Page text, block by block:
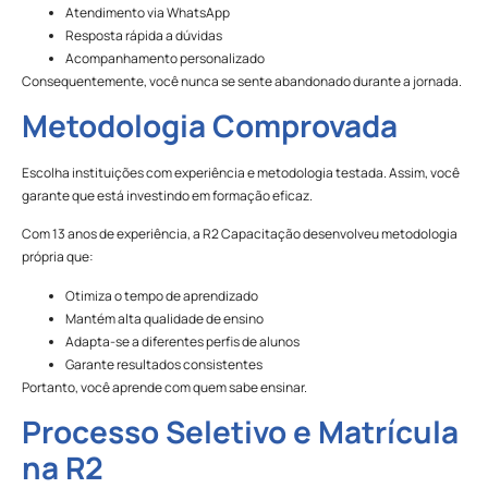
Atendimento via WhatsApp
Resposta rápida a dúvidas
Acompanhamento personalizado
Consequentemente, você nunca se sente abandonado durante a jornada.
Metodologia Comprovada
Escolha instituições com experiência e metodologia testada. Assim, você
garante que está investindo em formação eficaz.
Com 13 anos de experiência, a R2 Capacitação desenvolveu metodologia
própria que:
Otimiza o tempo de aprendizado
Mantém alta qualidade de ensino
Adapta-se a diferentes perfis de alunos
Garante resultados consistentes
Portanto, você aprende com quem sabe ensinar.
Processo Seletivo e Matrícula
na R2